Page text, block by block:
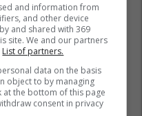
and information from
and other device
and shared with 369
site. We and our partners
List of partners.
data on the basis
object to by managing
the bottom of this page
consent in privacy